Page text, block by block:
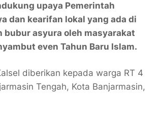
upaya Pemerintah
dan kearifan lokal yang ada di
bubur asyura oleh masyarakat
even Tahun Baru Islam.
diberikan kepada warga RT 4
Tengah, Kota Banjarmasin,